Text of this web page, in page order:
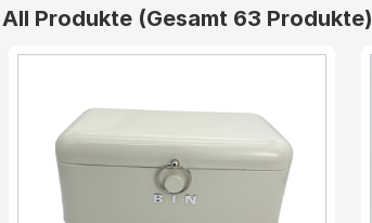
All Produkte (Gesamt 63 Produkte)